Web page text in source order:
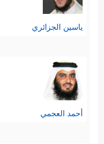
ياسين الجزائري
أحمد العجمي